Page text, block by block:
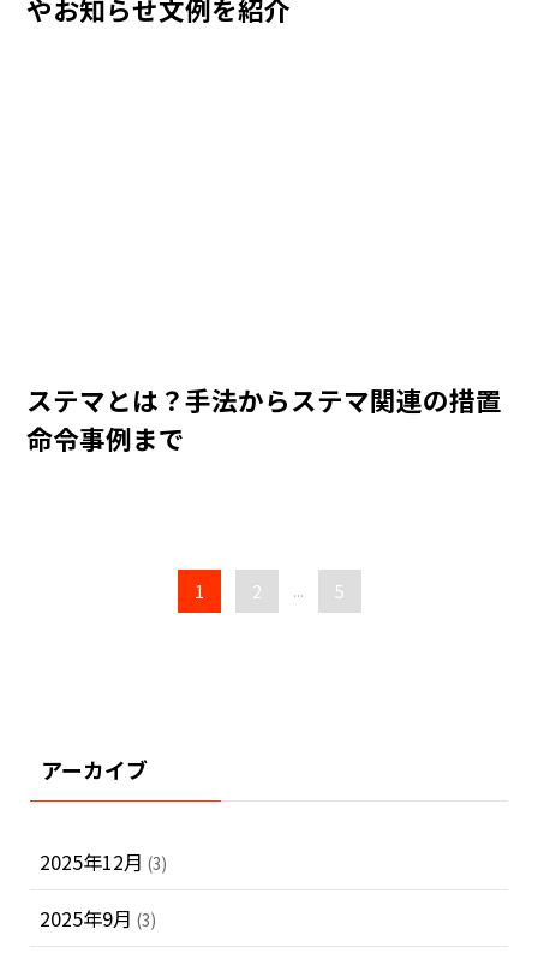
やお知らせ文例を紹介
ステマとは？手法からステマ関連の措置
命令事例まで
1 2 ... 5
アーカイブ
2025年12月 (3)
2025年9月 (3)